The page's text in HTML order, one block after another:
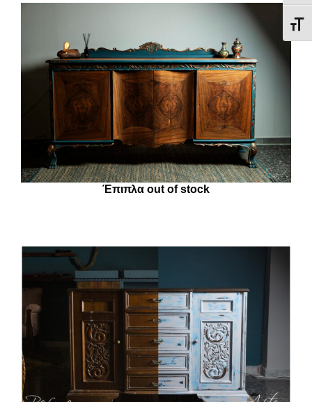
Έπιπλα out of stock